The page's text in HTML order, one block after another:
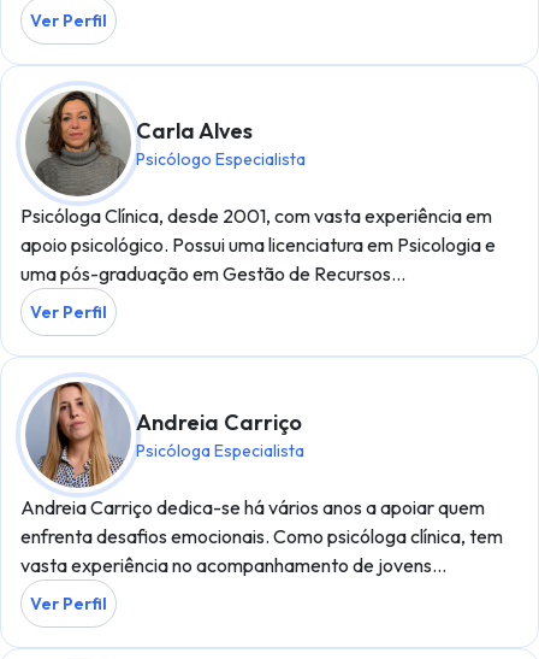
Ver Perfil
Carla Alves
Psicólogo Especialista
Psicóloga Clínica, desde 2001, com vasta experiência em
apoio psicológico. Possui uma licenciatura em Psicologia e
uma pós-graduação em Gestão de Recursos…
Ver Perfil
Andreia Carriço
Psicóloga Especialista
Andreia Carriço dedica-se há vários anos a apoiar quem
enfrenta desafios emocionais. Como psicóloga clínica, tem
vasta experiência no acompanhamento de jovens…
Ver Perfil